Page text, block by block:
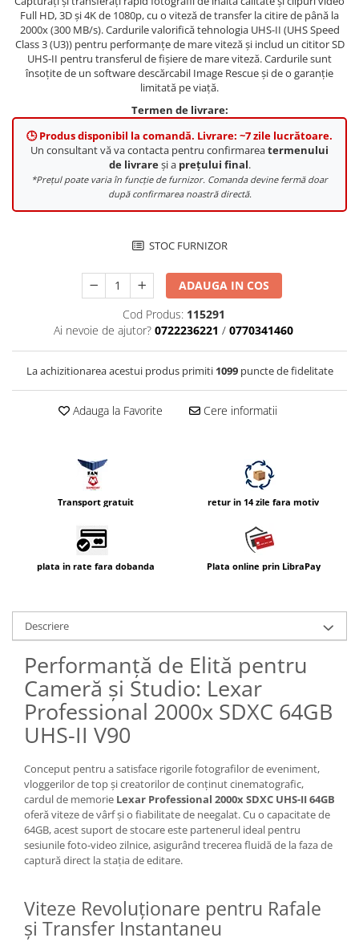
Vizor
Accesorii diverse
Full HD, 3D și 4K de 1080p, cu o viteză de transfer la citire de până la
2000x (300 MB/s). Cardurile valorifică tehnologia UHS-II (UHS Speed
Class 3 (U3)) pentru performanțe de mare viteză și includ un cititor SD
UHS-II pentru transferul de fișiere de mare viteză. Cardurile sunt
însoțite de un software descărcabil Image Rescue și de o garanție
limitată pe viață.
Termen de livrare:
🕒 Produs disponibil la comandă. Livrare: ~7 zile lucrătoare.
Un consultant vă va contacta pentru confirmareatermenului
de livrareși a prețului final.
*Prețul poate varia în funcție de furnizor. Comanda devine fermă doar
după confirmarea noastră directă.
STOC FURNIZOR
ADAUGA IN COS
Cod Produs: 115291
Ai nevoie de ajutor? 0722236221 / 0770341460
La achizitionarea acestui produs primiti 1099puncte de fidelitate
Adauga la Favorite Cere informatii
Transport gratuit retur in 14 zile fara motiv
plata in rate fara dobanda Plata online prin LibraPay
Descriere
Performanță de Elită pentru
Cameră și Studio: Lexar
Professional 2000x SDXC 64GB
UHS-II V90
Conceput pentru a satisface rigorile fotografilor de eveniment,
vloggerilor de top și creatorilor de conținut cinematografic,
cardul de memorie Lexar Professional 2000x SDXC UHS-II 64GB
oferă viteze de vârf și o fiabilitate de neegalat. Cu o capacitate de
64GB, acest suport de stocare este partenerul ideal pentru
sesiunile foto-video zilnice, asigurând trecerea fluidă de la faza de
captură direct la stația de editare.
Viteze Revoluționare pentru Rafale
și Transfer Instantaneu